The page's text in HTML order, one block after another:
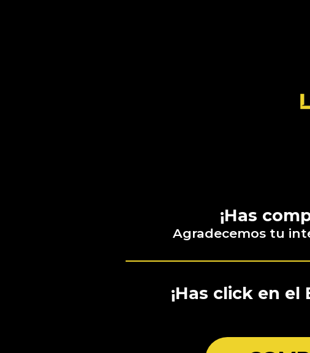
¡Has
Agradecemos tu
¡Has click en